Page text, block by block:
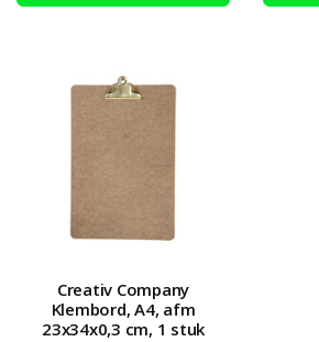
Creativ Company
Klembord, A4, afm
23x34x0,3 cm, 1 stuk